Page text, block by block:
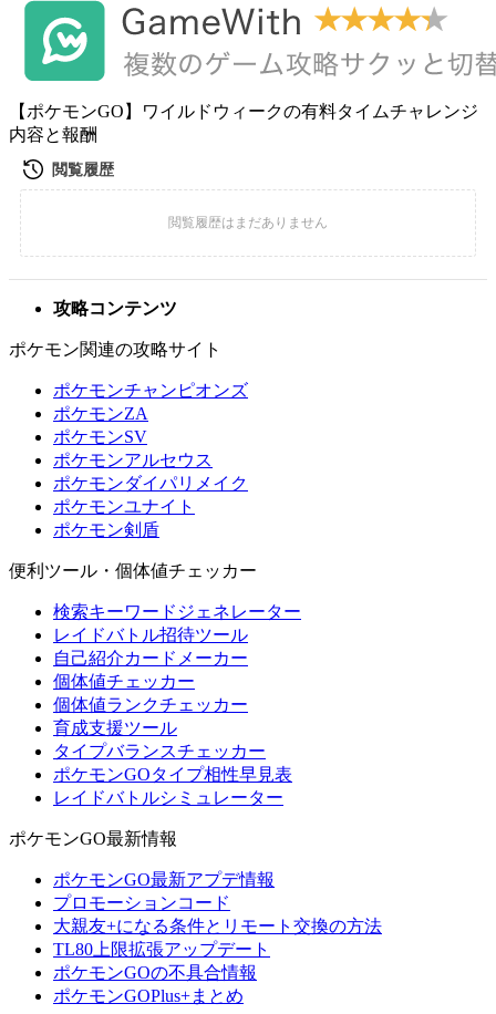
【ポケモンGO】ワイルドウィークの有料タイムチャレンジ
内容と報酬
攻略コンテンツ
ポケモン関連の攻略サイト
ポケモンチャンピオンズ
ポケモンZA
ポケモンSV
ポケモンアルセウス
ポケモンダイパリメイク
ポケモンユナイト
ポケモン剣盾
便利ツール・個体値チェッカー
検索キーワードジェネレーター
レイドバトル招待ツール
自己紹介カードメーカー
個体値チェッカー
個体値ランクチェッカー
育成支援ツール
タイプバランスチェッカー
ポケモンGOタイプ相性早見表
レイドバトルシミュレーター
ポケモンGO最新情報
ポケモンGO最新アプデ情報
プロモーションコード
大親友+になる条件とリモート交換の方法
TL80上限拡張アップデート
ポケモンGOの不具合情報
ポケモンGOPlus+まとめ